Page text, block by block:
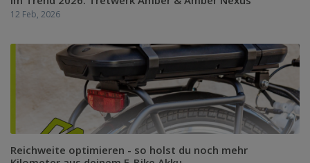
12 Feb, 2026
Reichweite optimieren - so holst du noch mehr